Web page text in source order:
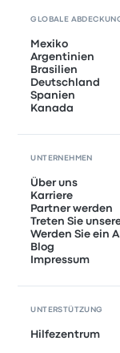
GLOBALE
Mexiko
Argentinien
Brasilien
Deutschland
Spanien
Kanada
UNTERNEHMEN
Über uns
Karriere
Partner werden
Treten Sie
Werden Sie ein
Blog
Impressum
UNTERSTÜTZUNG
Hilfezentrum